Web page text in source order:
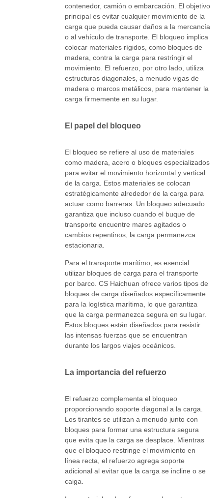
contenedor, camión o embarcación. El objetivo
principal es evitar cualquier movimiento de la
carga que pueda causar daños a la mercancía
o al vehículo de transporte. El bloqueo implica
colocar materiales rígidos, como bloques de
madera, contra la carga para restringir el
movimiento. El refuerzo, por otro lado, utiliza
estructuras diagonales, a menudo vigas de
madera o marcos metálicos, para mantener la
carga firmemente en su lugar.
El papel del bloqueo
El bloqueo se refiere al uso de materiales
como madera, acero o bloques especializados
para evitar el movimiento horizontal y vertical
de la carga. Estos materiales se colocan
estratégicamente alrededor de la carga para
actuar como barreras. Un bloqueo adecuado
garantiza que incluso cuando el buque de
transporte encuentre mares agitados o
cambios repentinos, la carga permanezca
estacionaria.
Para el transporte marítimo, es esencial
utilizar bloques de carga para el transporte
por barco. CS Haichuan ofrece varios tipos de
bloques de carga diseñados específicamente
para la logística marítima, lo que garantiza
que la carga permanezca segura en su lugar.
Estos bloques están diseñados para resistir
las intensas fuerzas que se encuentran
durante los largos viajes oceánicos.
La importancia del refuerzo
El refuerzo complementa el bloqueo
proporcionando soporte diagonal a la carga.
Los tirantes se utilizan a menudo junto con
bloques para formar una estructura segura
que evita que la carga se desplace. Mientras
que el bloqueo restringe el movimiento en
línea recta, el refuerzo agrega soporte
adicional al evitar que la carga se incline o se
caiga.